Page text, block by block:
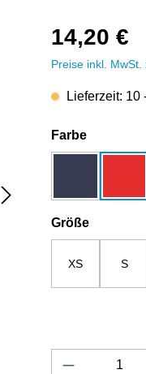
14,20 €
Preise inkl.
Lieferzeit: 10
Farbe
Größe
XS S
Produkt